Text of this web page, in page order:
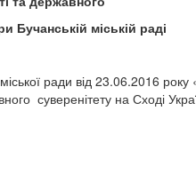
Бучанській міській раді
ради від 23.06.2016 року
суверенітету на Сході